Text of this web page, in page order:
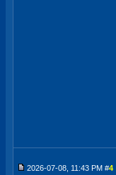
2026-07-08, 11:43 PM #4